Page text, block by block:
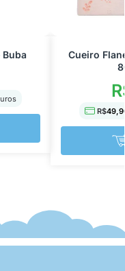
Cueiro
R$